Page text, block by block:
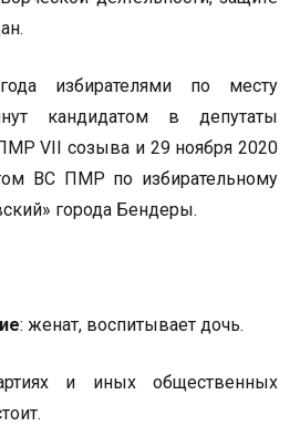
избирателями по месту
кандидатом в депутаты
VII созыва и 29 ноября 2020
ВС ПМР по избирательному
города Бендеры.
: женат, воспитывает дочь.
и иных общественных